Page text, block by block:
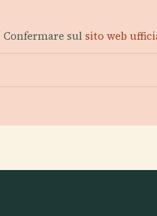
Confermare sulsito web